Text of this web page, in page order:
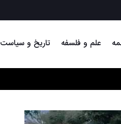
علم و فلسفه تاریخ و سیاست